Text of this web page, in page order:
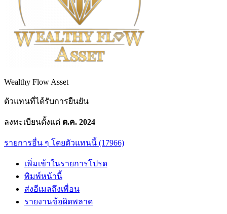
Wealthy Flow Asset
ตัวแทนที่ได้รับการยืนยัน
ลงทะเบียนตั้งแต่ ต.ค. 2024
รายการอื่น ๆ โดยตัวแทนนี้ (17966)
เพิ่มเข้าในรายการโปรด
พิมพ์หน้านี้
ส่งอีเมลถึงเพื่อน
รายงานข้อผิดพลาด